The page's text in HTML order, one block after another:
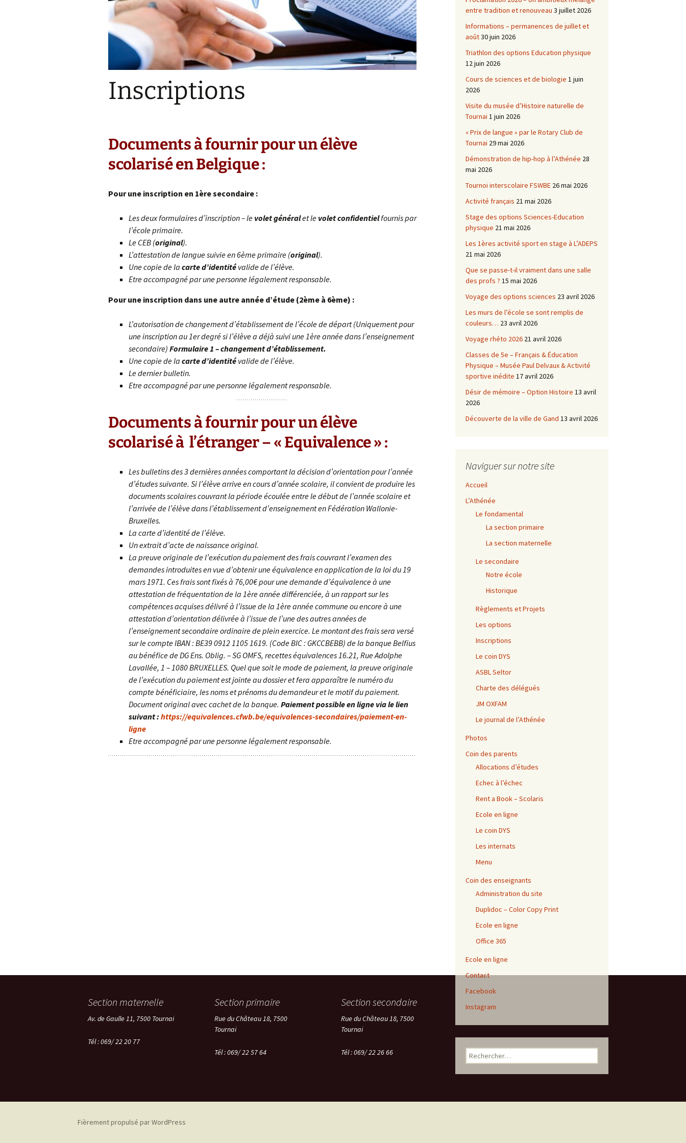
Inscriptions
Le coin DYS
ASBL Seltor
Charte des délégués
Le coin DYS
Les internats
Menu
Inscriptions
Documents à fournir pour un élève
scolarisé en Belgique :
Pour une inscription en 1ère secondaire :
Les deux formulaires d’inscription – le volet généralet le volet confidentielfournis par
l’école primaire.
Le CEB (original).
L’attestation de langue suivie en 6ème primaire (original).
Une copie de la carte d’identité valide de l’élève.
Etre accompagné par une personne légalement responsable.
Pour une inscription dans une autre année d’étude (2ème à 6ème) :
L’autorisation de changement d’établissement de l’école de départ (Uniquement pour
une inscription au 1er degré si l’élève a déjà suivi une 1ère année dans l’enseignement
secondaire) Formulaire 1 – changement d’établissement.
Une copie de la carte d’identité valide de l’élève.
Le dernier bulletin.
Etre accompagné par une personne légalement responsable.
Documents à fournir pourun élève
scolarisé à l’étranger – « Equivalence » :
Les bulletins des 3 dernières années comportant la décision d’orientation pour l’année
d’études suivante. Si l’élève arrive en cours d’année scolaire, il convient de produire les
documents scolaires couvrant la période écoulée entre le début de l’année scolaire et
l’arrivée de l’élève dans l’établissement d’enseignement en Fédération Wallonie-
Bruxelles.
La carte d’identité de l’élève.
Un extrait d’acte de naissance original.
La preuve originale de l’exécution du paiement des frais couvrant l’examen des
demandes introduites en vue d’obtenir une équivalence en application de la loi du 19
mars 1971. Ces frais sont fixés à 76,00€ pour une demande d’équivalence à une
attestation de fréquentation de la 1ère année différenciée, à un rapport sur les
compétences acquises délivré à l’issue de la 1ère année commune ou encore à une
attestation d’orientation délivrée à l’issue de l’une des autres années de
l’enseignement secondaire ordinaire de plein exercice. Le montant des frais sera versé
sur le compte IBAN : BE39 0912 1105 1619. (Code BIC : GKCCBEBB) de la banque Belfius
au bénéfice de DG Ens. Oblig. – SG OMFS, recettes équivalences 16.21, Rue Adolphe
Lavallée, 1 – 1080 BRUXELLES. Quel que soit le mode de paiement, la preuve originale
de l’exécution du paiement est jointe au dossier et fera apparaître le numéro du
compte bénéficiaire, les noms et prénoms du demandeur et le motif du paiement.
Document original avec cachet de la banque. Paiement possible en ligne via le lien
suivant : https://equivalences.cfwb.be/equivalences-secondaires/paiement-en-
ligne
Etre accompagné par une personne légalement responsable.
entre tradition et renouveau 3 juillet 2026
Informations – permanences de juillet et
août30 juin 2026
Triathlon des options Education physique
12 juin 2026
Cours de sciences et de biologie 1 juin
2026
Visite du musée d’Histoire naturelle de
Tournai 1 juin 2026
« Prix de langue » par le Rotary Club de
Tournai 29 mai 2026
Démonstration de hip-hop à l’Athénée 28
mai 2026
Tournoi interscolaire FSWBE 26 mai 2026
Activité français 21 mai 2026
Stage des options Sciences-Education
physique 21 mai 2026
Les 1ères activité sport en stage à L’ADEPS
21 mai 2026
Que se passe-t-il vraiment dans une salle
des profs ? 15 mai 2026
Voyage des options sciences 23 avril 2026
Les murs de l’école se sont remplis de
couleurs… 23 avril 2026
Voyage rhéto 2026 21 avril 2026
Classes de 5e – Français & Éducation
Physique – Musée Paul Delvaux & Activité
sportive inédite 17 avril 2026
Désir de mémoire – Option Histoire 13 avril
2026
Découverte de la ville de Gand 13 avril 2026
Naviguer sur notre site
Accueil
L’Athénée
Le fondamental
La section primaire
La section maternelle
Le secondaire
Notre école
Historique
Règlements et Projets
Les options
Inscriptions
Le coin DYS
ASBL Seltor
Charte des délégués
JM OXFAM
Le journal de l’Athénée
Photos
Coin des parents
Allocations d’études
Echec à l’échec
Rent a Book – Scolaris
Ecole en ligne
Le coin DYS
Les internats
Menu
Coin des enseignants
Administration du site
Duplidoc – Color Copy Print
Ecole en ligne
Office 365
Ecole en ligne
Contact
Facebook
Instagram
Rechercher :
Section maternelle
Av. de Gaulle 11, 7500 Tournai
Tél : 069/ 22 20 77
Section primaire
Rue du Château 18, 7500
Tournai
Tél : 069/ 22 57 64
Section secondaire
Rue du Château 18, 7500
Tournai
Tél :069/ 22 26 66
Fièrement propulsé par WordPress